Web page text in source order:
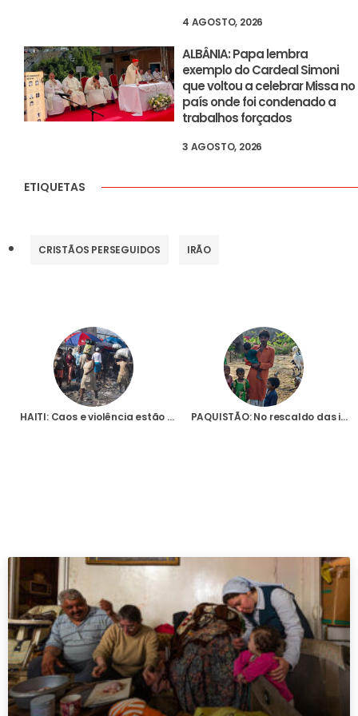
4 AGOSTO, 2026
ALBÂNIA: Papa lembra
exemplo do Cardeal Simoni
que voltou a celebrar Missa no
país onde foi condenado a
trabalhos forçados
3 AGOSTO, 2026
ETIQUETAS
CRISTÃOS PERSEGUIDOS IRÃO
HAITI: Caos e violência estão a levar o país para a catástrofe humanitária, avisa responsável da ONU PAQUISTÃO: No rescaldo das inundações, os pobres agricultores cristãos olham com desespero para o futuro